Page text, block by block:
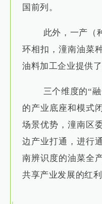
国前列。
此外，一产（
环相扣，潼南油菜
油料加工企业提供
三个维度的“
的产业底座和模式
场景优势，潼南区
边产业打通，进行
南辨识度的油菜全
共享产业发展的红利